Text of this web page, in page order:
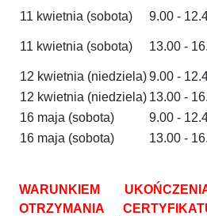
11 kwietnia (sobota) 9.00 -
11 kwietnia (sobota) 13.00 -
12 kwietnia (niedziela)9.00 -
12 kwietnia (niedziela) 13.00 -
16 maja (sobota)
9.00 -
16 maja (sobota)
13.00 -
WARUNKIEM
OTRZYMANIA